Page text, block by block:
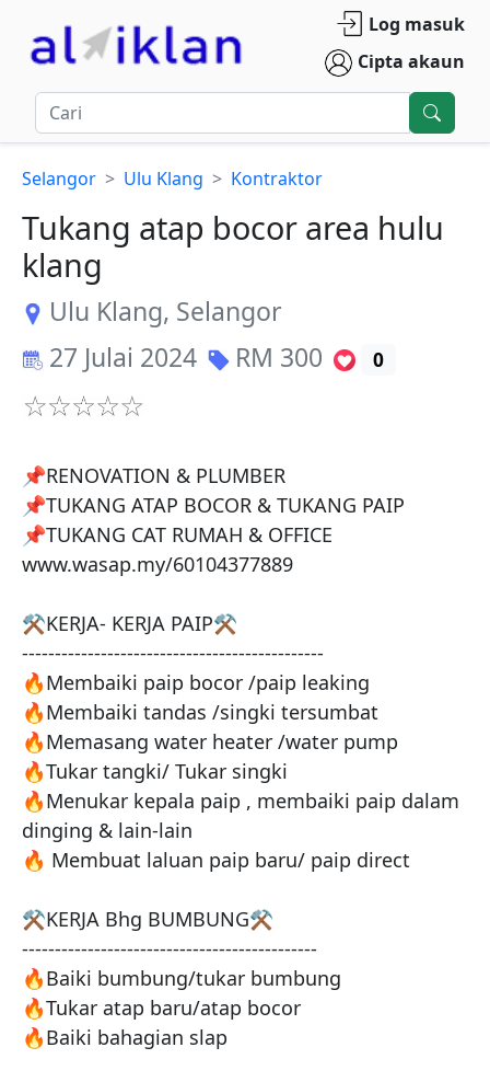
Log masuk
Cipta akaun
Selangor Ulu Klang Kontraktor
Tukang atap bocor area hulu
klang
Ulu Klang, Selangor
27 Julai 2024
RM 300 0
📌RENOVATION & PLUMBER
📌TUKANG ATAP BOCOR & TUKANG PAIP
📌TUKANG CAT RUMAH & OFFICE
www.wasap.my/60104377889
⚒️KERJA- KERJA PAIP⚒️
----------------------------------------------
🔥Membaiki paip bocor /paip leaking
🔥Membaiki tandas /singki tersumbat
🔥Memasang water heater /water pump
🔥Tukar tangki/ Tukar singki
🔥Menukar kepala paip , membaiki paip dalam
dinging & lain-lain
🔥 Membuat laluan paip baru/ paip direct
⚒️KERJA Bhg BUMBUNG⚒️
---------------------------------------------
🔥Baiki bumbung/tukar bumbung
🔥Tukar atap baru/atap bocor
🔥Baiki bahagian slap